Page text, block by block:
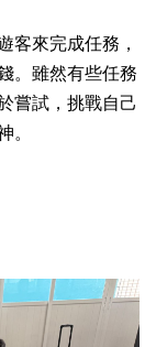
客來完成任務，
。雖然有些任務
嘗試，挑戰自己
。